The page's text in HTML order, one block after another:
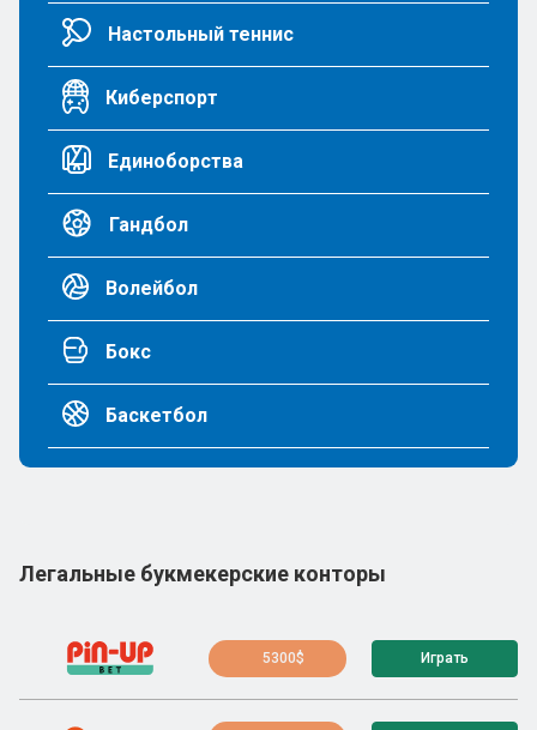
Настольный теннис
Киберспорт
Единоборства
Гандбол
Волейбол
Бокс
Баскетбол
Легальные букмекерские конторы
5300$ Играть